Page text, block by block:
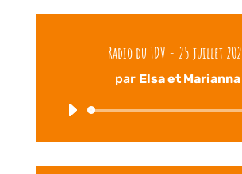
Radio du TDV - 25 juillet
par Elsa et Marianna
Lecteur